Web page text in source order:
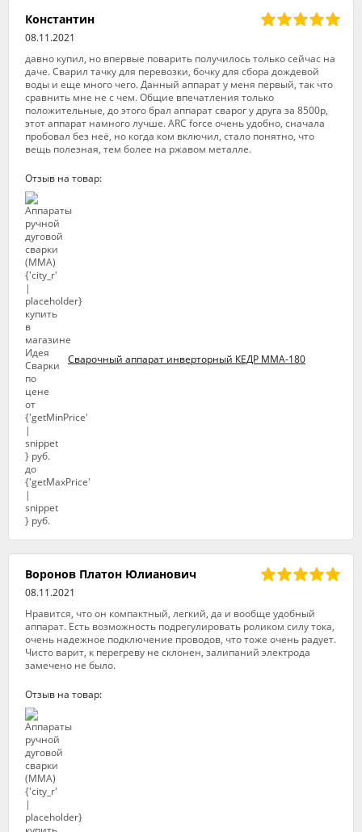
Константин
08.11.2021
давно купил, но впервые поварить получилось только сейчас на
даче. Сварил тачку для перевозки, бочку для сбора дождевой
воды и еще много чего. Данный аппарат у меня первый, так что
сравнить мне не с чем. Общие впечатления только
положительные, до этого брал аппарат сварог у друга за 8500р,
этот аппарат намного лучше. ARC force очень удобно, сначала
пробовал без неё, но когда ком включил, стало понятно, что
вещь полезная, тем более на ржавом металле.
Отзыв на товар:
Сварочный аппарат инверторный КЕДР ММА-180
Воронов Платон Юлианович
08.11.2021
Нравится, что он компактный, легкий, да и вообще удобный
аппарат. Есть возможность подрегулировать роликом силу тока,
очень надежное подключение проводов, что тоже очень радует.
Чисто варит, к перегреву не склонен, залипаний электрода
замечено не было.
Отзыв на товар: